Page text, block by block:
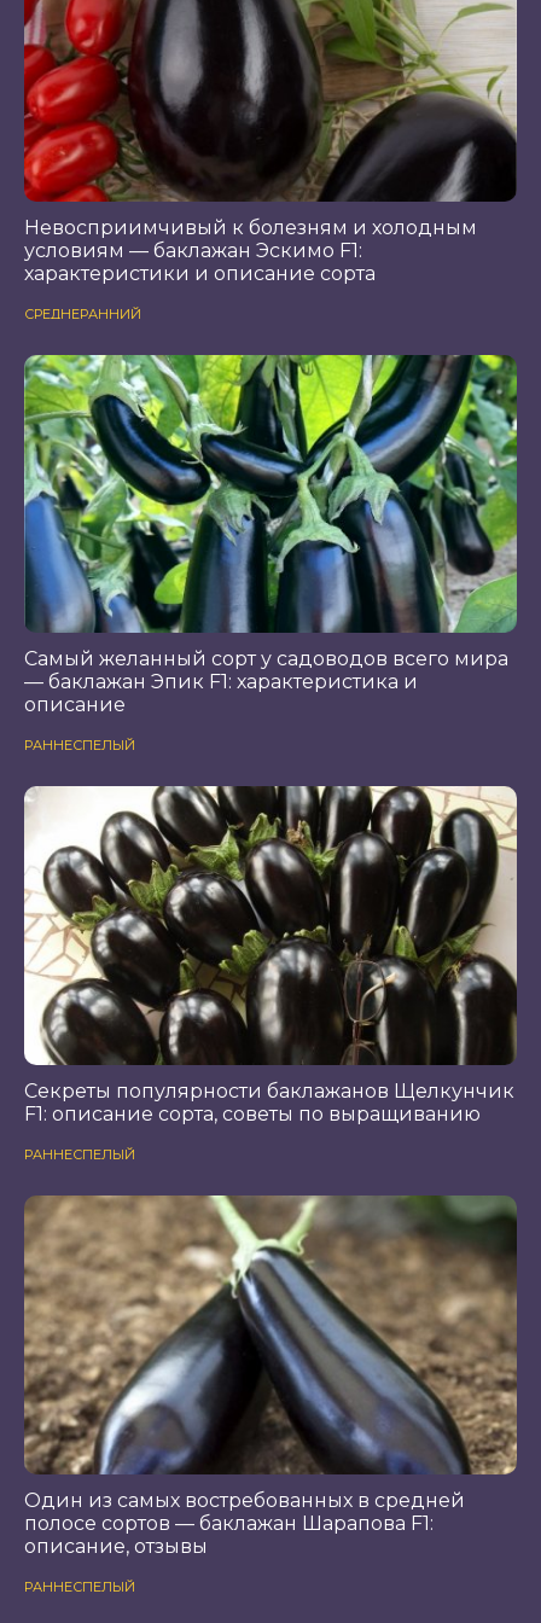
Невосприимчивый к болезням и холодным
условиям — баклажан Эскимо F1:
характеристики и описание сорта
СРЕДНЕРАННИЙ
Самый желанный сорт у садоводов всего мира
— баклажан Эпик F1: характеристика и
описание
РАННЕСПЕЛЫЙ
Секреты популярности баклажанов Щелкунчик
F1: описание сорта, советы по выращиванию
РАННЕСПЕЛЫЙ
Один из самых востребованных в средней
полосе сортов — баклажан Шарапова F1:
описание, отзывы
РАННЕСПЕЛЫЙ